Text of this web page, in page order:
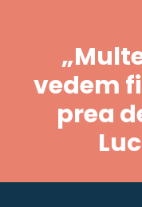
vedem
prea